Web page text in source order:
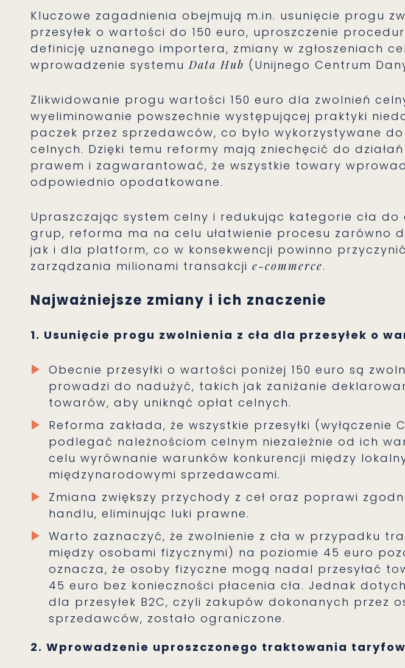
Kluczowe zagadnienia obejmują m.in. usunięcie progu
przesyłek o wartości do 150 euro, uproszczenie
definicję uznanego importera, zmiany w zgłoszeniach
wprowadzenie systemuData Hub (Unijnego Centrum
Zlikwidowanie progu wartości 150 euro dla zwolnień
wyeliminowanie powszechnie występującej praktyki
paczek przez sprzedawców, co było wykorzystywane
celnych. Dzięki temu reformy mają zniechęcić do
prawem i zagwarantować, że wszystkie towary
odpowiednio opodatkowane.
Upraszczając system celny i redukując kategorie cła do
grup, reforma ma na celu ułatwienie procesu zarówno
jak i dla platform, co w konsekwencji powinno
zarządzania milionami transakcji e-commerce.
Najważniejsze zmiany i ich znaczenie
1. Usunięcie progu zwolnienia z cła dla przesyłek o
Obecnie przesyłki o wartości poniżej 150 euro są
prowadzi do nadużyć, takich jak zaniżanie
towarów, aby uniknąć opłat celnych.
Reforma zakłada, że wszystkie przesyłki (wyłączenie
podlegać należnościom celnym niezależnie od ich
celu wyrównanie warunków konkurencji między
międzynarodowymi sprzedawcami.
Zmiana zwiększy przychody z ceł oraz poprawi
handlu, eliminując luki prawne.
Warto zaznaczyć, że zwolnienie z cła w przypadku
między osobami fizycznymi) na poziomie 45 euro
oznacza, że osoby fizyczne mogą nadal przesyłać
45 euro bez konieczności płacenia cła. Jednak
dla przesyłek B2C, czyli zakupów dokonanych przez
sprzedawców, zostało ograniczone.
2. Wprowadzenie uproszczonego traktowania